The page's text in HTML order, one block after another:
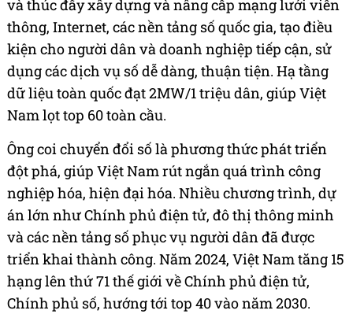
và thúc đẩy xây dựng và nâng cấp mạng lưới viễn
thông, Internet, các nền tảng số quốc gia, tạo điều
kiện cho người dân và doanh nghiệp tiếp cận, sử
dụng các dịch vụ số dễ dàng, thuận tiện. Hạ tầng
dữ liệu toàn quốc đạt 2MW/1 triệu dân, giúp Việt
Nam lọt top 60 toàn cầu.
Ông coi chuyển đổi số là phương thức phát triển
đột phá, giúp Việt Nam rút ngắn quá trình công
nghiệp hóa, hiện đại hóa. Nhiều chương trình, dự
án lớn như Chính phủ điện tử, đô thị thông minh
và các nền tảng số phục vụ người dân đã được
triển khai thành công. Năm 2024, Việt Nam tăng 15
hạng lên thứ 71 thế giới về Chính phủ điện tử,
Chính phủ số, hướng tới top 40 vào năm 2030.